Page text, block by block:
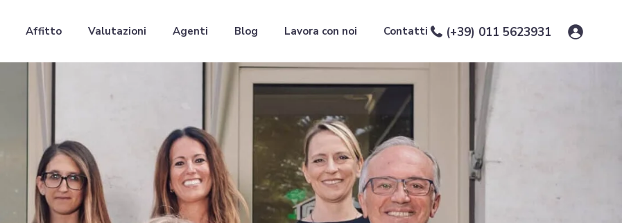
(+39) 011 5623931
Affitto Valutazioni Agenti Blog Lavora con noi Contatti